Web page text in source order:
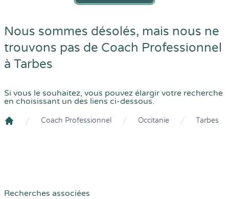
Nous sommes désolés, mais nous ne
trouvons pas de Coach Professionnel
à Tarbes
Si vous le souhaitez, vous pouvez élargir votre recherche
en choisissant un des liens ci-dessous.
Coach Professionnel Occitanie Tarbes
Recherches associées